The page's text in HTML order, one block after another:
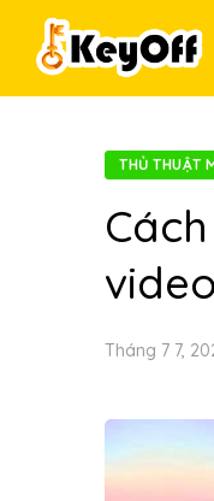
THỦ THUẬT
Tháng 7 7,